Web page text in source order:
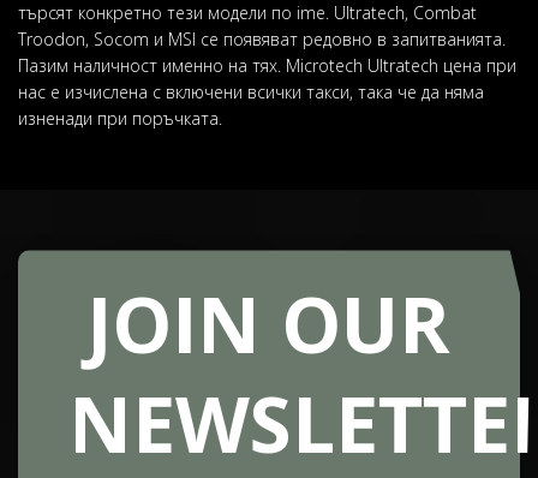
търсят конкретно тези модели по ime. Ultratech, Combat
Troodon, Socom и MSI се появяват редовно в запитванията.
Пазим наличност именно на тях. Microtech Ultratech цена при
нас е изчислена с включени всички такси, така че да няма
изненади при поръчката.
JOIN OUR